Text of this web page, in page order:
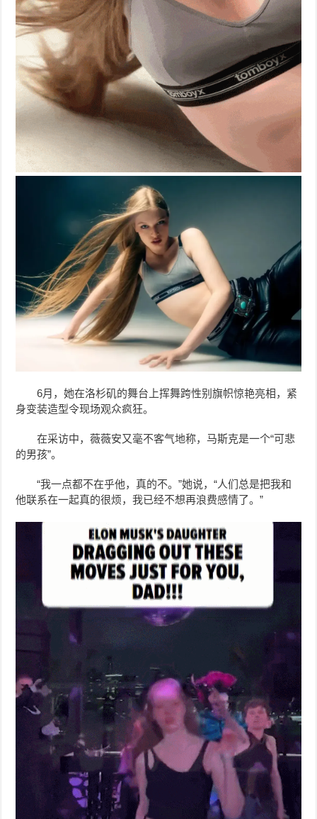
6月，她在洛杉矶的舞台上挥舞跨性别旗帜惊艳亮相，紧
身变装造型令现场观众疯狂。
在采访中，薇薇安又毫不客气地称，马斯克是一个“可悲
的男孩”。
“我一点都不在乎他，真的不。”她说，“人们总是把我和
他联系在一起真的很烦，我已经不想再浪费感情了。”